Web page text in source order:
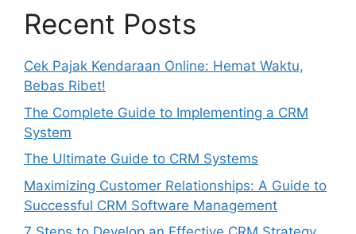
Recent Posts
Cek Pajak Kendaraan Online: Hemat Waktu,
Bebas Ribet!
The Complete Guide to Implementing a CRM
System
The Ultimate Guide to CRM Systems
Maximizing Customer Relationships: A Guide to
Successful CRM Software Management